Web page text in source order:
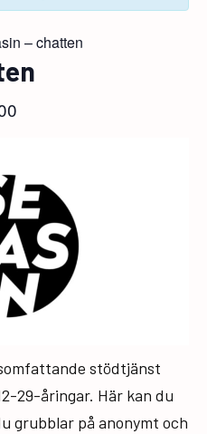
– chatten
stödtjänst
29-åringar. Här kan du
grubblar på anonymt och